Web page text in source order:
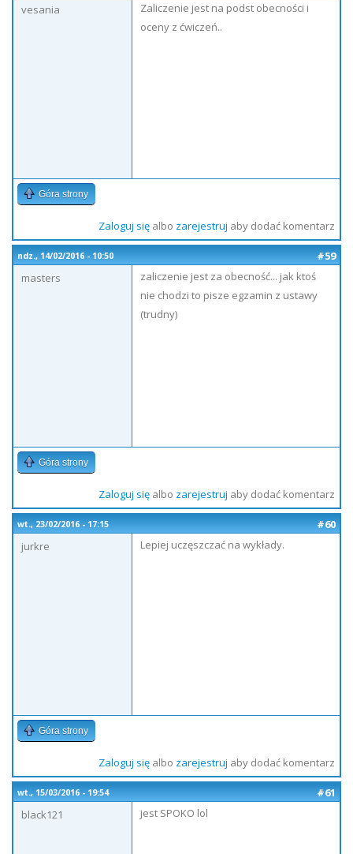
vesania
Zaliczenie jest na podst obecności i
oceny z ćwiczeń..
Góra strony
Zaloguj sięalbo zarejestruj aby dodać komentarz
ndz., 14/02/2016 - 10:50
#59
masters
zaliczenie jest za obecność... jak ktoś
nie chodzi to pisze egzamin z ustawy
(trudny)
Góra strony
Zaloguj sięalbo zarejestruj aby dodać komentarz
wt., 23/02/2016 - 17:15
#60
jurkre
Lepiej uczęszczać na wykłady.
Góra strony
Zaloguj sięalbo zarejestruj aby dodać komentarz
wt., 15/03/2016 - 19:54
#61
black121
jest SPOKO lol